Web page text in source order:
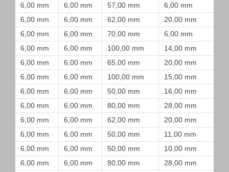
6,00 mm
6,00 mm 57,00 mm
6,00 mm
6,00 mm
6,00 mm 62,00 mm
20,00 mm
6,00 mm
6,00 mm 70,00 mm
6,00 mm
6,00 mm
6,00 mm 100,00 mm
14,00 mm
6,00 mm
6,00 mm 65,00 mm
20,00 mm
6,00 mm
6,00 mm 100,00 mm
15,00 mm
6,00 mm
6,00 mm 50,00 mm
16,00 mm
6,00 mm
6,00 mm 80,00 mm
28,00 mm
6,00 mm
6,00 mm 62,00 mm
20,00 mm
6,00 mm
6,00 mm 50,00 mm
11,00 mm
6,00 mm
6,00 mm 50,00 mm
10,00 mm
6,00 mm
6,00 mm 80,00 mm
28,00 mm